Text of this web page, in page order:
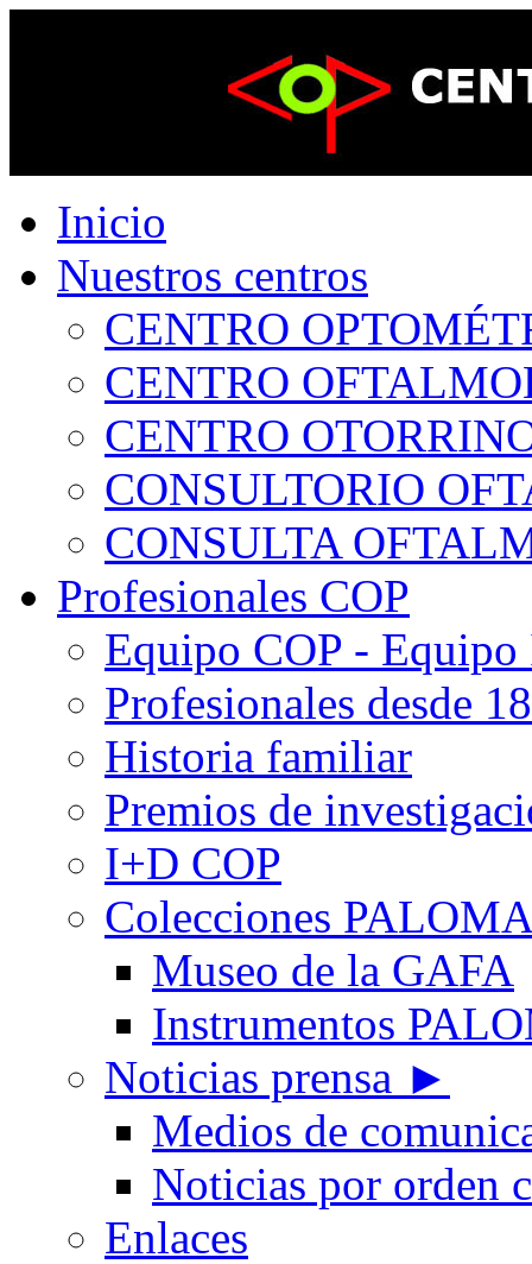
Inicio
Nuestros centros
CENTRO
CENTRO
CENTRO
CONSULTORIO
CONSULTA
Profesionales COP
Equipo COP -
Profesionales desde
Historia familiar
Premios de
I+D COP
Colecciones
Museo de la GAFA
Instrumentos
Noticias prensa ►
Medios de
Noticias por orden
Enlaces